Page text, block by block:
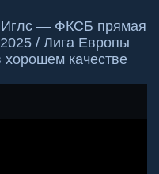
Иглс — ФКСБ прямая
/ Лига Европы
качестве